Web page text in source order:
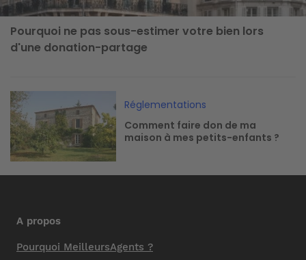
Pourquoi ne pas sous-estimer votre bien lors
d'une donation-partage
Image
Réglementations
Comment faire don de ma
maison à mes petits-enfants ?
A propos
Pourquoi MeilleursAgents ?